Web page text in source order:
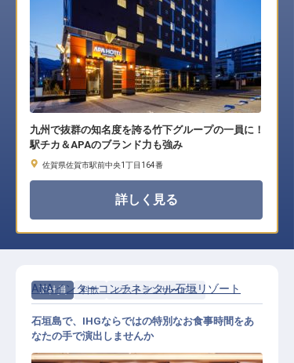
九州で抜群の知名度を誇る竹下グループの一員に！
駅チカ＆APAのブランド力も強み
佐賀県佐賀市駅前中央1丁目164番
詳しく見る
正社員 料飲 レストランサービス
ANAインターコンチネンタル石垣リゾート
石垣島で、IHGならではの特別なお食事時間をあ
なたの手で演出しませんか